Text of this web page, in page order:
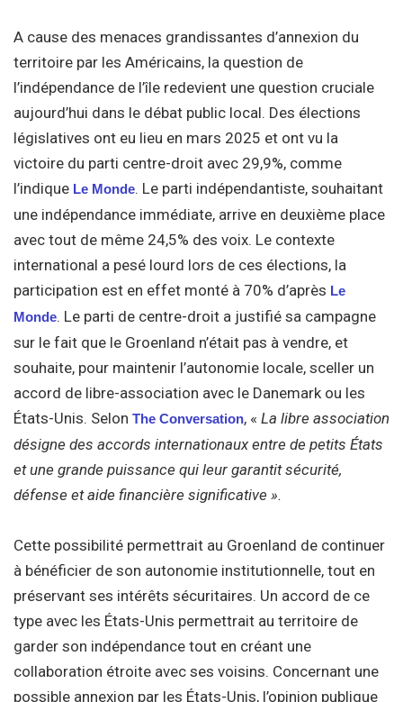
A cause des menaces grandissantes d’annexion du
territoire par les Américains, la question de
l’indépendance de l’île redevient une question cruciale
aujourd’hui dans le débat public local. Des élections
législatives ont eu lieu en mars 2025 et ont vu la
victoire du parti centre-droit avec 29,9%, comme
l’indique Le Monde. Le parti indépendantiste, souhaitant
une indépendance immédiate, arrive en deuxième place
avec tout de même 24,5% des voix. Le contexte
international a pesé lourd lors de ces élections, la
participation est en effet monté à 70% d’après Le
Monde. Le parti de centre-droit a justifié sa campagne
sur le fait que le Groenland n’était pas à vendre, et
souhaite, pour maintenir l’autonomie locale, sceller un
accord de libre-association avec le Danemark ou les
États-Unis. Selon The Conversation, « La libre association
désigne des accords internationaux entre de petits États
et une grande puissance qui leur garantit sécurité,
défense et aide financière significative ».
Cette possibilité permettrait au Groenland de continuer
à bénéficier de son autonomie institutionnelle, tout en
préservant ses intérêts sécuritaires. Un accord de ce
type avec les États-Unis permettrait au territoire de
garder son indépendance tout en créant une
collaboration étroite avec ses voisins. Concernant une
possible annexion par les États-Unis, l’opinion publique